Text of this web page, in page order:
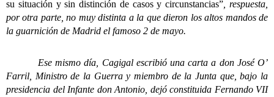
su situación y sin distinción de casos y circunstancias” , respuesta,
por otra parte, no muy distinta a la que dieron los altos mandos de
la guarnición de Madrid el famoso 2 de mayo.
Ese mismo día, Cagigal escribió una carta a don José O’
Farril, Ministro de la Guerra y miembro de la Junta que, bajo la
presidencia del Infante don Antonio, dejó constituida Fernando VII